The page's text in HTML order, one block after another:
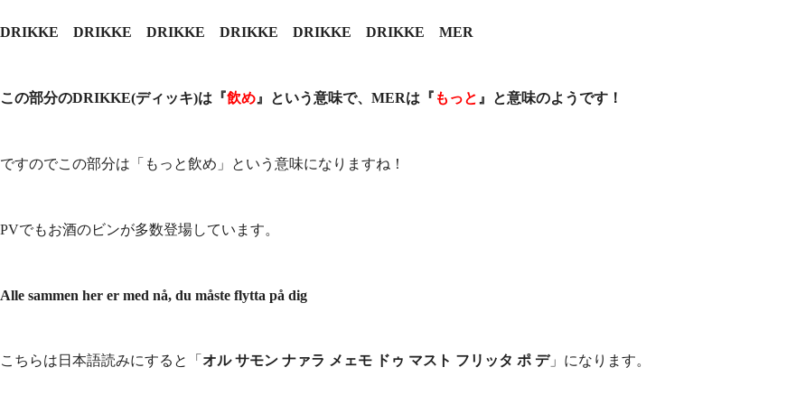
DRIKKE DRIKKE DRIKKE DRIKKE DRIKKE DRIKKE MER
この部分のDRIKKE(ディッキ)は『飲め 』という意味で、MERは『 もっと 』と意味のようです！
ですのでこの部分は「もっと飲め」という意味になりますね！
PVでもお酒のビンが多数登場しています。
Alle sammen her er med nå, du måste flytta på dig
こちらは日本語読みにすると「 オル サモン ナァラ メェモ ドゥ マスト フリッタ ポ デ」になります。